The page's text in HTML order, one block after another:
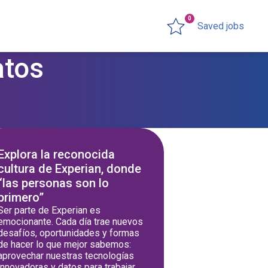
Saved jobs
0
la reconocida
de Experian, donde
personas son lo
parte de Experian es
Cada día trae nuevos
oportunidades y formas
hacer lo que mejor sabemos:
nuestras tecnologías